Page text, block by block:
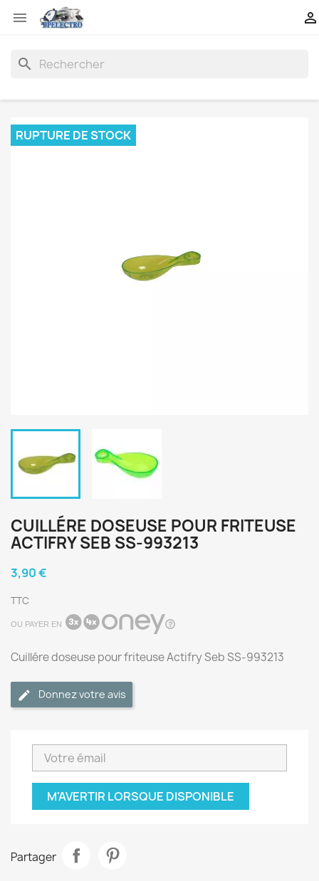
 
search
RUPTURE DE STOCK
CUILLÉRE DOSEUSE POUR FRITEUSE
ACTIFRY SEB SS-993213
3,90 €
TTC
OU PAYER EN
Cuillére doseuse pour friteuse Actifry Seb SS-993213
Donnez votre avis
M'AVERTIR LORSQUE DISPONIBLE
Partager